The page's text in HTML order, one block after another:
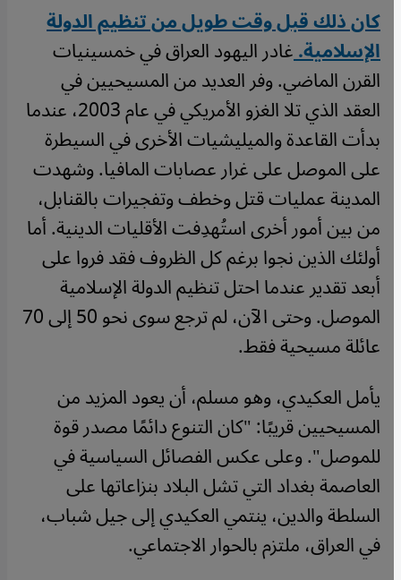
كان ذلك قبل وقت طويل من تنظيم الدولة
الإسلامية.غادر اليهود العراق في خمسينيات
القرن الماضي. وفر العديد من المسيحيين في
العقد الذي تلا الغزو الأمريكي في عام 2003، عندما
بدأت القاعدة والميليشيات الأخرى في السيطرة
على الموصل على غرار عصابات المافيا. وشهدت
المدينة عمليات قتل وخطف وتفجيرات بالقنابل،
من بين أمور أخرى استُهدِفت الأقليات الدينية. أما
أولئك الذين نجوا برغم كل الظروف فقد فروا على
أبعد تقدير عندما احتل تنظيم الدولة الإسلامية
الموصل. وحتى الآن، لم ترجع سوى نحو 50 إلى 70
عائلة مسيحية فقط.
يأمل العكيدي، وهو مسلم، أن يعود المزيد من
المسيحيين قريبًا: "كان التنوع دائمًا مصدر قوة
للموصل". وعلى عكس الفصائل السياسية في
العاصمة بغداد التي تشل البلاد بنزاعاتها على
السلطة والدين، ينتمي العكيدي إلى جيل شباب،
في العراق، ملتزم بالحوار الاجتماعي.